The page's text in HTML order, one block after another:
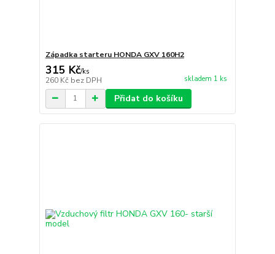
Západka starteru HONDA GXV 160H2
315 Kč/ks
260 Kč bez DPH skladem 1 ks
Přidat do košíku